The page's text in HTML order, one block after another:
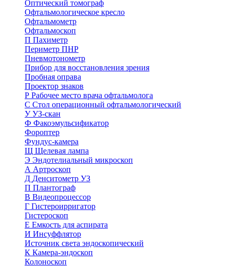
Оптический томограф
Офтальмологическое кресло
Офтальмометр
Офтальмоскоп
П Пахиметр
Периметр ПНР
Пневмотонометр
Прибор для восстановления зрения
Пробная оправа
Проектор знаков
Р Рабочее место врача офтальмолога
С Стол операционный офтальмологический
УУЗ-скан
Ф Факоэмульсификатор
Фороптер
Фундус-камера
Щ Щелевая лампа
Э Эндотелиальный микроскоп
А Артроскоп
Д Денситометр УЗ
П Плантограф
В Видеопроцессор
Г Гистероирригатор
Гистероскоп
Е Емкость для аспирата
И Инсуффлятор
Источник света эндоскопический
К Камера-эндоскоп
Колоноскоп